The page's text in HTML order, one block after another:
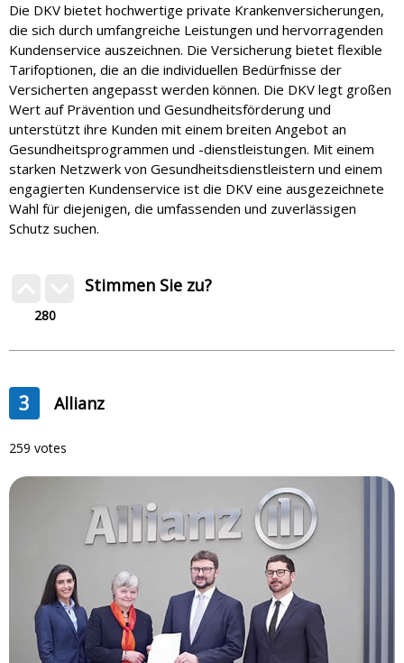
Die DKV bietet hochwertige private Krankenversicherungen,
die sich durch umfangreiche Leistungen und hervorragenden
Kundenservice auszeichnen. Die Versicherung bietet flexible
Tarifoptionen, die an die individuellen Bedürfnisse der
Versicherten angepasst werden können. Die DKV legt großen
Wert auf Prävention und Gesundheitsförderung und
unterstützt ihre Kunden mit einem breiten Angebot an
Gesundheitsprogrammen und -dienstleistungen. Mit einem
starken Netzwerk von Gesundheitsdienstleistern und einem
engagierten Kundenservice ist die DKV eine ausgezeichnete
Wahl für diejenigen, die umfassenden und zuverlässigen
Schutz suchen.
280
Stimmen Sie zu?
3 Allianz
259 votes